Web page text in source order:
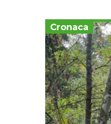
Cronaca